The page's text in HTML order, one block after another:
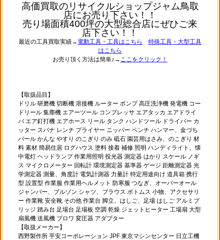
高価買取のリサイクルショップジャム鳥取
店にお売り下さい！！
売り場面積400坪の大型総合店にぜひご来
店下さい！！
最近の工具買取実績→ 電動工具・工具はこちら
特殊工具・大型工具
はこちら
お売り頂く方法は簡単♪→ ここをクリック！
【取扱品目】
ドリル 研磨機 切断機 溶接機 ルーター ポンプ 高圧洗浄機 発電機 コー
ドリール 集塵機 エアーツール コンプレッサ エアタッカ エアドライ
バ エア釘打機 エアホース リール タンク ハンドツール ドライバー カ
ッター スパナ レンチ プライヤー ニッパー ペンチ ハンマー、金づち
バール かんな やすり のこぎり のみ 砥石 園芸用はさみ、のこぎり 材
料 素材 簡易住居 ログハウス 塗料 接着 補修 照明 ハンディライト、懐
中電灯 ヘッドランプ 作業用照明 投光器 測定器 はかり スケール ノギ
ス マイクロメーター 回転計 環境測定器 基準器 ゲージ 距離測定器 光
学測定器 測量、角度計 電気計測器 力量計 特定用途向け 道具箱 携行
型 設置型 作業服 作業用ヘルメット 防寒服 つなぎ、オーバーオール
ジャンパー、ブルゾン シャツ、ブラウス ボトムス 小物、アクセサリ
ー 作業靴 安全靴 その他 作業台 脚立、はしご、足場 はしご アルミブ
リッジ 踏み台 足場台 足場板 空調 乾燥 ジェットヒーター 工場扇 大型
扇風機 送風機 ブロワ 変圧器 アダプター
【取扱メーカー】
西野製作所 平安コーポレーション JPF 東京マシンセンター 日立工機